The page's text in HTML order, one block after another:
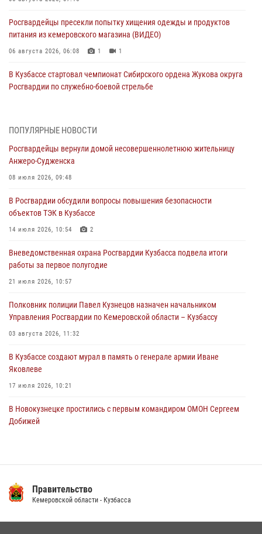
Росгвардейцы пресекли попытку хищения одежды и продуктов
питания из кемеровского магазина (ВИДЕО)
06 августа 2026, 06:08 1 1
В Кузбассе стартовал чемпионат Сибирского ордена Жукова округа
Росгвардии по служебно-боевой стрельбе
Росгвардейцы задержали в Кемерове дебошира, устроившего
05 августа 2026, 09:30
Росгвардейцы задержали участника драки, причинившего побои
05 августа 2026, 08:50
Росгвардейцы пресекли нарушение общественного порядка на
05 августа 2026, 08:10
Росгвардейцы в Юрге пресекли попытку проникновения на
05 августа 2026, 07:45
ПОПУЛЯРНЫЕ НОВОСТИ
Росгвардейцы вернули домой несовершеннолетнюю жительницу
Анжеро-Судженска
08 июля 2026, 09:48
В Росгвардии обсудили вопросы повышения безопасности
объектов ТЭК в Кузбассе
14 июля 2026, 10:54 2
Вневедомственная охрана Росгвардии Кузбасса подвела итоги
работы за первое полугодие
21 июля 2026, 10:57
Полковник полиции Павел Кузнецов назначен начальником
Управления Росгвардии по Кемеровской области – Кузбассу
03 августа 2026, 11:32
В Кузбассе создают мурал в память о генерале армии Иване
Яковлеве
17 июля 2026, 10:21
В Новокузнецке простились с первым командиром ОМОН Сергеем
Добижей
14 июля 2026, 08:52 1
Правительство
Кемеровской области - Кузбасса